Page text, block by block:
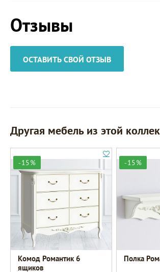
Отзывы
ОСТАВИТЬ СВОЙ ОТЗЫВ
Другая мебель из этой
-15%
Комод Романтик 6
ящиков
-15%
Полка